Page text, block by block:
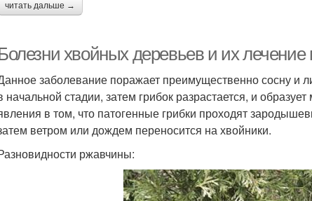
читать дальше →
хвойных деревьев и их
заболевание поражает преимущественно сосну и
начальной стадии, затем грибок разрастается, и
в том, что патогенные грибки проходят
ветром или дождем переносится на хвойники.
ржавчины: